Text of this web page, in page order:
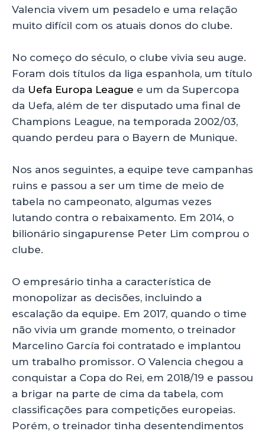
Valencia vivem um pesadelo e uma relação
muito difícil com os atuais donos do clube.
No começo do século, o clube vivia seu auge.
Foram dois títulos da liga espanhola, um título
da Uefa Europa League e um da Supercopa
da Uefa, além de ter disputado uma final de
Champions League, na temporada 2002/03,
quando perdeu para o Bayern de Munique.
Nos anos seguintes, a equipe teve campanhas
ruins e passou a ser um time de meio de
tabela no campeonato, algumas vezes
lutando contra o rebaixamento. Em 2014, o
bilionário singapurense Peter Lim comprou o
clube.
O empresário tinha a característica de
monopolizar as decisões, incluindo a
escalação da equipe. Em 2017, quando o time
não vivia um grande momento, o treinador
Marcelino García foi contratado e implantou
um trabalho promissor. O Valencia chegou a
conquistar a Copa do Rei, em 2018/19 e passou
a brigar na parte de cima da tabela, com
classificações para competições europeias.
Porém, o treinador tinha desentendimentos